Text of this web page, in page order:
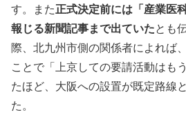
す。また正式決定前には「産業医
報じる新聞記事まで出ていたとも
際、北九州市側の関係者によれば
ことで「上京しての要請活動はも
たほど、大阪への設置が既定路線
た。